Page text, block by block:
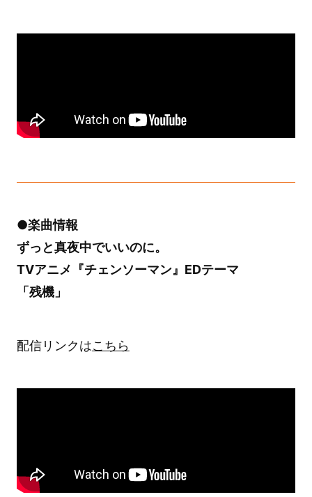
●楽曲情報
ずっと真夜中でいいのに。
TVアニメ『チェンソーマン』EDテーマ
「残機」
配信リンクはこちら